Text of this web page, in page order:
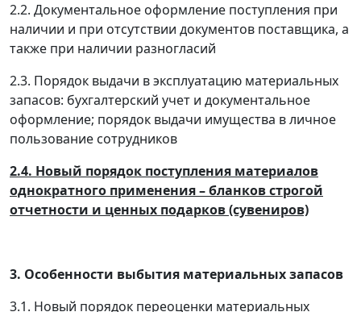
2.2. Документальное оформление поступления при
наличии и при отсутствии документов поставщика, а
также при наличии разногласий
2.3. Порядок выдачи в эксплуатацию материальных
запасов: бухгалтерский учет и документальное
оформление; порядок выдачи имущества в личное
пользование сотрудников
2.4. Новый порядок поступления материалов
однократного применения – бланков строгой
отчетности и ценных подарков (сувениров)
3. Особенности выбытия материальных запасов
3.1. Новый порядок переоценки материальных